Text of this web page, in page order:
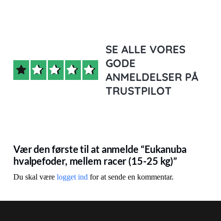
SE ALLE VORES
GODE
ANMELDELSER PÅ
TRUSTPILOT
Vær den første til at anmelde “Eukanuba
hvalpefoder, mellem racer (15-25 kg)”
Du skal være logget ind for at sende en kommentar.